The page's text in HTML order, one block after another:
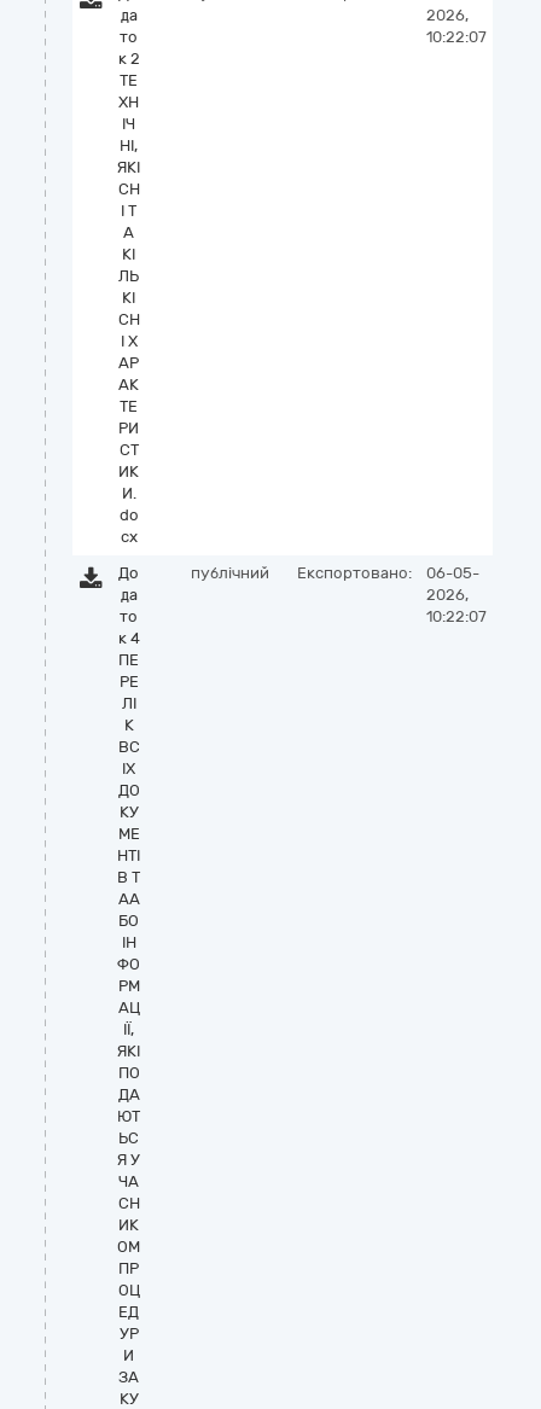
да
то
к 2
ТЕ
ХН
ІЧ
НІ,
ЯКІ
СН
І Т
А
КІ
ЛЬ
КІ
СН
І Х
АР
АК
ТЕ
РИ
СТ
ИК
И.
do
cx
2026,
10:22:07
До
да
то
к 4
ПЕ
РЕ
ЛІ
К
ВС
ІХ
ДО
КУ
МЕ
НТІ
В Т
АА
БО
ІН
ФО
РМ
АЦ
ІЇ,
ЯКІ
ПО
ДА
ЮТ
ЬС
Я У
ЧА
СН
ИК
ОМ
ПР
ОЦ
ЕД
УР
И
ЗА
КУ
публічний Експортовано:
06-05-
2026,
10:22:07